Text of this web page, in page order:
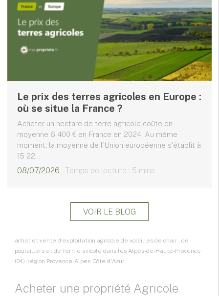
Le prix des terres agricoles en Europe :
où se situe la France ?
Acheter un hectare de terre agricole coûte en
moyenne 6 400 € en France en 2024. Au même
moment, la moyenne de l'Union européenne s'établit à
15 22...
08/07/2026 - Temps de lecture : 5 mins
VOIR LE BLOG
achat et vente d'exploitation agricole de volailles de chair , de
poulaillers et de ferme avicole dans les Alpes-de-Haute-Provence
(04) - région Provence-Alpes-Côte d'Azur
Acheter une propriété Agricole